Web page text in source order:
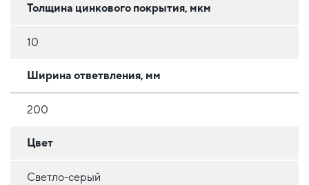
Толщина цинкового покрытия, мкм
10
Ширина ответвления, мм
200
Цвет
Светло-серый